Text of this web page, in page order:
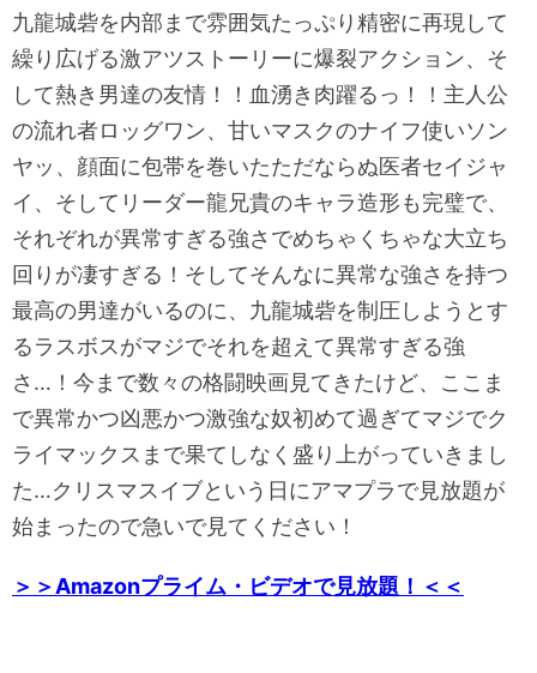
九龍城砦を内部まで雰囲気たっぷり精密に再現して
繰り広げる激アツストーリーに爆裂アクション、そ
して熱き男達の友情！！血湧き肉躍るっ！！主人公
の流れ者ロッグワン、甘いマスクのナイフ使いソン
ヤッ、顔面に包帯を巻いたただならぬ医者セイジャ
イ、そしてリーダー龍兄貴のキャラ造形も完璧で、
それぞれが異常すぎる強さでめちゃくちゃな大立ち
回りが凄すぎる！そしてそんなに異常な強さを持つ
最高の男達がいるのに、九龍城砦を制圧しようとす
るラスボスがマジでそれを超えて異常すぎる強
さ…！今まで数々の格闘映画見てきたけど、ここま
で異常かつ凶悪かつ激強な奴初めて過ぎてマジでク
ライマックスまで果てしなく盛り上がっていきまし
た…クリスマスイブという日にアマプラで見放題が
始まったので急いで見てください！
＞＞Amazonプライム・ビデオで見放題！＜＜